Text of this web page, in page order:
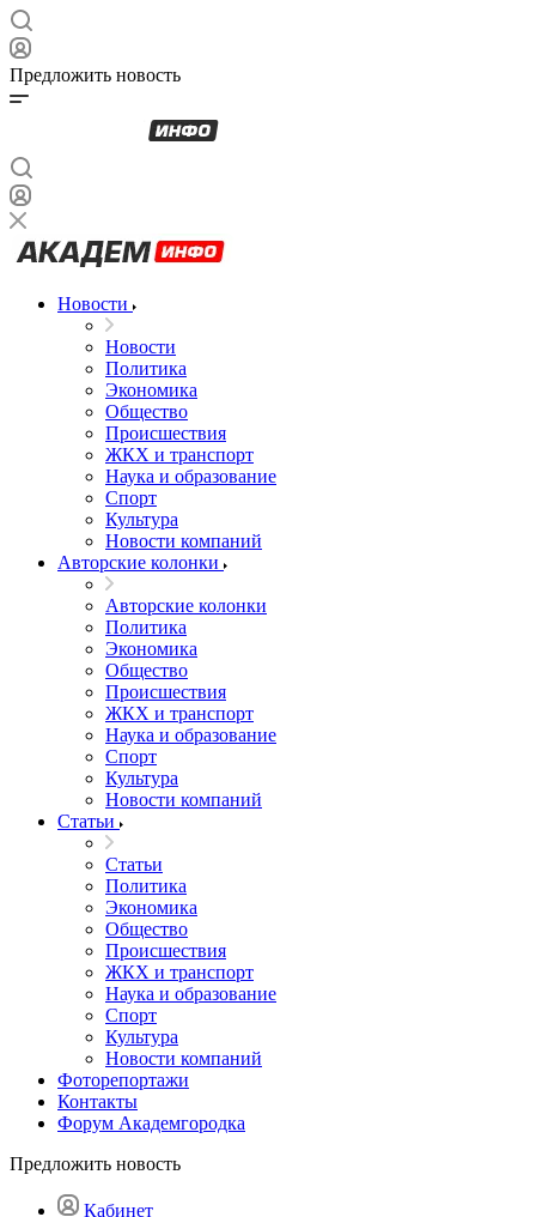
Предложить новость
Новости
Новости
Политика
Экономика
Общество
Происшествия
ЖКХ и транспорт
Наука и образование
Спорт
Культура
Новости компаний
Авторские колонки
Авторские колонки
Политика
Экономика
Общество
Происшествия
ЖКХ и транспорт
Наука и образование
Спорт
Культура
Новости компаний
Статьи
Статьи
Политика
Экономика
Общество
Происшествия
ЖКХ и транспорт
Наука и образование
Спорт
Культура
Новости компаний
Фоторепортажи
Контакты
Форум Академгородка
Предложить новость
Кабинет